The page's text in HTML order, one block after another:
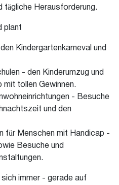
tägliche Herausforderung.
plant
Kindergartenkarneval und
- den Kinderumzug und
mit tollen Gewinnen.
- Besuche
und den
für Menschen mit Handicap -
Besuche und
immer - gerade auf